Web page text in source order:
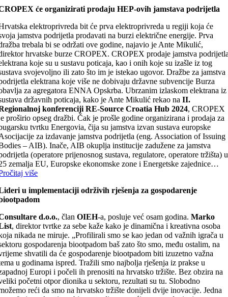
će organizirati prodaju HEP-ovih jamstava podrijetla
elektroprivreda bit će prva elektroprivreda u regiji koja će
jamstva podrijetla prodavati na burzi električne energije. Prva
trebala bi se održati ove godine, najavio je Ante Mikulić,
hrvatske burze CROPEX. CROPEX prodaje jamstva
koje su u sustavu poticaja, kao i onih koje su izašle iz tog
svojevoljno ili zato što im je istekao ugovor. Dražbe za jamstva
elektrana koje više ne dobivaju državne subvencije Burza
za agregatora ENNA Opskrba. Ubrzanim izlaskom elektrana iz
državnih poticaja, kako je Ante Mikulić rekao naII.
konferenciji RE-Source Croatia Hub 2024, CROPEX
proširio opseg dražbi. Čak je prošle godine organizirana i prodaja za
tvrtku Energovia, čija su jamstva izvan sustava europske
za izdavanje jamstva podrijetla (eng. Association of Issuing
– AIB). Inače, AIB okuplja institucije zadužene za jamstva
(operatore prijenosnog sustava, regulatore, operatore tržišta) u
zemalja EU, Europske ekonomske zone i Energetske zajednice…
više
u implementaciji održivih rješenja za gospodarenje
d.o.o., član OIEH-a, posluje već osam godina.Marko
, direktor tvrtke za sebe kaže kako je dinamična i kreativna osoba
nikada ne miruje. „Profilirali smo se kao jedan od važnih igrača u
gospodarenja biootpadom baš zato što smo, među ostalim, na
shvatili da će gospodarenje biootpadom biti izuzetno važna
u godinama ispred. Tražili smo najbolja rješenja iz prakse u
Europi i počeli ih prenositi na hrvatsko tržište. Bez obzira na
početni otpor dionika u sektoru, rezultati su tu. Slobodno
reći da smo na hrvatsko tržište donijeli dvije inovacije. Jedna